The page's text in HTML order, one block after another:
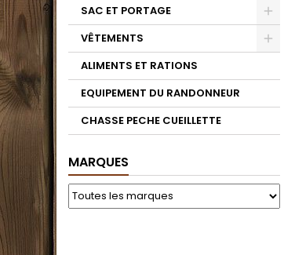
SAC ET PORTAGE
VÊTEMENTS
ALIMENTS ET RATIONS
EQUIPEMENT DU RANDONNEUR
CHASSE PECHE CUEILLETTE
MARQUES